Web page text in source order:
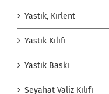
Yastık, Kırlent
Yastık Kılıfı
Yastık Baskı
Seyahat Valiz Kılıfı